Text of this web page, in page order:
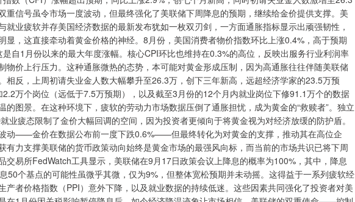
重信号虽令市场一度波动，但最终强化了美联储下周降息的预期，继续给金价提供支撑。美
就业疲软并存美国经济数据的最新发布犹如一枚双刃剑，一方面通胀指标显示出顽强韧性，
显，这直接牵动着黄金价格的神经。8月份，美国消费者物价指数环比上涨0.4%，高于预期
自1月份以来的最大年度涨幅。核心CPI环比也维持在0.3%的高位，反映出服务行业利润率
物价上行压力。这种通胀微热的态势，本可能对黄金形成压制，因为高通胀往往伴随美联储
相反，上周初请失业金人数大幅攀升至26.3万，创下三年新高，远超经济学家的23.5万预
万个岗位（远低于7.5万预期），以及截至3月份的12个月内就业岗位下修91.1万个的数据
的图景。在这种环境下，疲软的劳动力市场数据压倒了通胀担忧，成为黄金的“救赎者”。独立
业疲态限制了金价大幅回调的空间，因为投资者更倾向于将黄金视为对经济放缓的防护盾。
动——金价在数据公布前一度下跌0.6%——但最终转化为对黄金的支撑，推动其在高位企
有力支撑美联储的货币政策动向始终是黄金市场的最强风向标，而当前的市场共识已将下周
交易所FedWatch工具显示，美联储在9月17日政策会议上降息的概率为100%，其中，降息
50个基点的可能性虽微乎其微，仅为9%，但整体宽松预期并未动摇。这得益于一系列疲软经
产者价格指数（PPI）意外下降，以及就业数据的持续低迷。这些因素共同强化了投资者对美